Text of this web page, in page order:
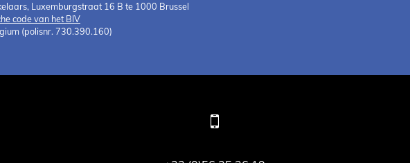
Luxemburgstraat 16 B te 1000 Brussel
code van het BIV
(polisnr. 730.390.160)